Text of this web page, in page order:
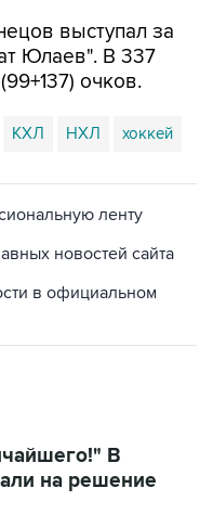
выступал за
Юлаев". В 337
очков.
КХЛ НХЛ хоккей
ленту
новостей сайта
в официальном
В
на решение